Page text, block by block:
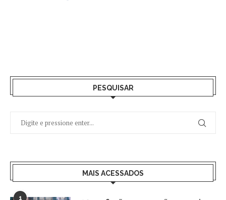
PESQUISAR
MAIS ACESSADOS
1